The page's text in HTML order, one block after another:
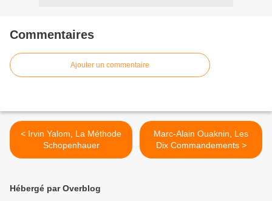
Commentaires
Ajouter un commentaire
< Irvin Yalom, La Méthode
Schopenhauer
Marc-Alain Ouaknin, Les
Dix Commandements >
Hébergé par Overblog